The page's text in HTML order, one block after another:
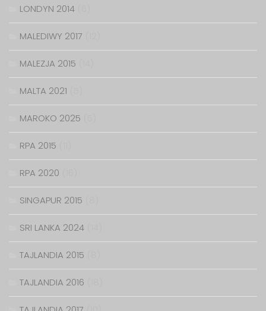
LONDYN 2014
MALEDIWY 2017
MALEZJA 2015
MALTA 2021
MAROKO 2025
RPA 2015
RPA 2020
SINGAPUR 2015
SRI LANKA 2024
TAJLANDIA 2015
TAJLANDIA 2016